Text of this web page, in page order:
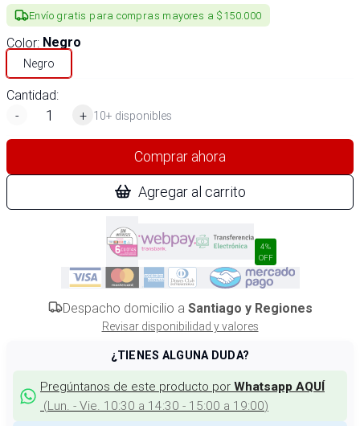
Envío gratis para compras mayores a $150.000
Color: Negro
Negro
Cantidad:
-
+ 10+ disponibles
Comprar ahora
Agregar al carrito
4%
OFF
Despacho domicilio a Santiago y Regiones
Revisar disponibilidad y valores
¿TIENES ALGUNA DUDA?
Pregúntanos de este producto por Whatsapp AQUÍ
(Lun. - Vie. 10:30 a 14:30 - 15:00 a 19:00)